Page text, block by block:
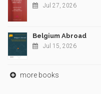
Jul 27, 2026
Belgium Abroad
Jul 15, 2026
more books